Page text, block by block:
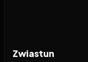
Zwiastun